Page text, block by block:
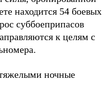
находится 54 боевых
суббоеприпасов
к целям с
ночные